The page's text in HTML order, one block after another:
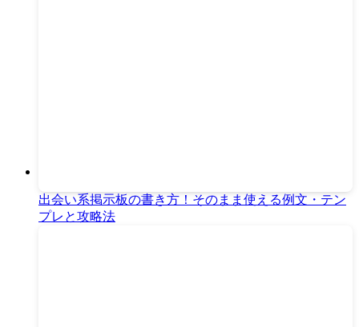
出会い系掲示板の書き方！そのまま使える例文・テン
プレと攻略法